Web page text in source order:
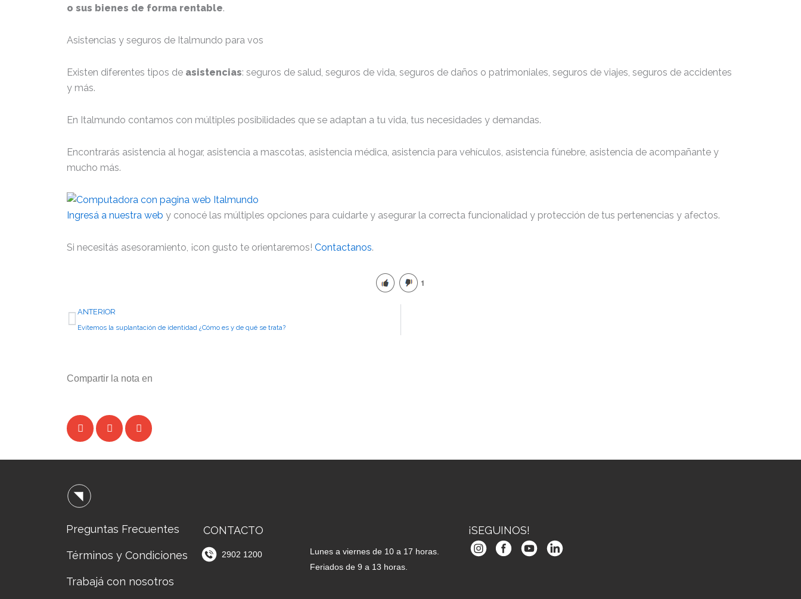
o sus bienes de forma rentable.
Asistencias y seguros de Italmundo para vos
Existen diferentes tipos de asistencias: seguros de salud, seguros de vida, seguros de daños o patrimoniales, seguros de viajes, seguros de accidentes
y más.
En Italmundo contamos con múltiples posibilidades que se adaptan a tu vida, tus necesidades y demandas.
Encontrarás asistencia al hogar, asistencia a mascotas, asistencia médica, asistencia para vehículos, asistencia fúnebre, asistencia de acompañante y
mucho más.
Ingresá a nuestra web y conocé las múltiples opciones para cuidarte y asegurar la correcta funcionalidad y protección de tus pertenencias y afectos.
Si necesitás asesoramiento, ¡con gusto te orientaremos! Contactanos.
1
Ant
ANTERIOR
Evitemos la suplantación de identidad ¿Cómo es y de qué se trata?
Compartir la nota en
Preguntas Frecuentes
Términos y Condiciones
Trabajá con nosotros
CONTACTO
2902 1200
Lunes a viernes de 10 a 17 horas.
Feriados de 9 a 13 horas.
¡SEGUINOS!